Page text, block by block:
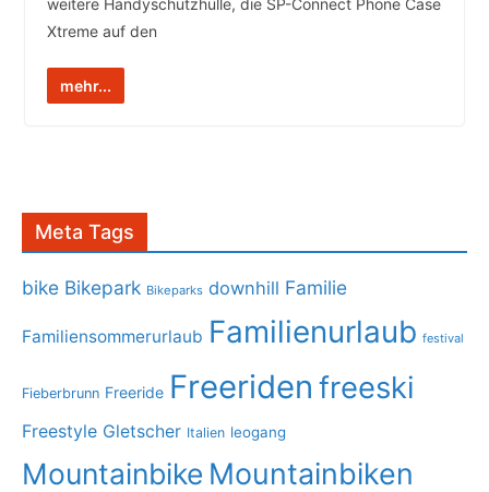
weitere Handyschutzhülle, die SP-Connect Phone Case
Xtreme auf den
mehr...
Meta Tags
bike Bikepark Bikeparks downhill Familie
Familiensommerurlaub Familienurlaub festival
Fieberbrunn Freeride Freeriden freeski
Freestyle Gletscher Italien leogang
Mountainbike Mountainbiken